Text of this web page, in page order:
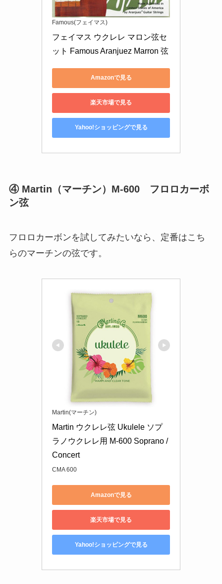
Famous(フェイマス)
フェイマス ウクレレ マロン弦セ
ット Famous Aranjuez Marron 弦
Amazonで見る
楽天市場で見る
Yahoo!ショッピングで見る
④ Martin（マーチン）M-600 フロロカーボ
ン弦
フロロカーボンを試してみたいなら、定番はこち
らのマーチンの弦です。
Martin(マーチン)
Martin ウクレレ弦 Ukulele ソプ
ラノウクレレ用 M-600 Soprano /
Concert
CMA 600
Amazonで見る
楽天市場で見る
Yahoo!ショッピングで見る